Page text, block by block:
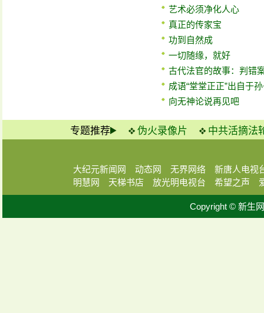
艺术必须净化人心
真正的传家宝
功到自然成
一切随缘，就好
古代法官的故事：判错
成语“堂堂正正”出自于
向无神论说再见吧
专题推荐 伪火录像片 中共活摘法
大纪元新闻网 动态网 无界网络
新唐人电视
明慧网
天梯书店 放光明电视台 希望之声
Copyright © 新生